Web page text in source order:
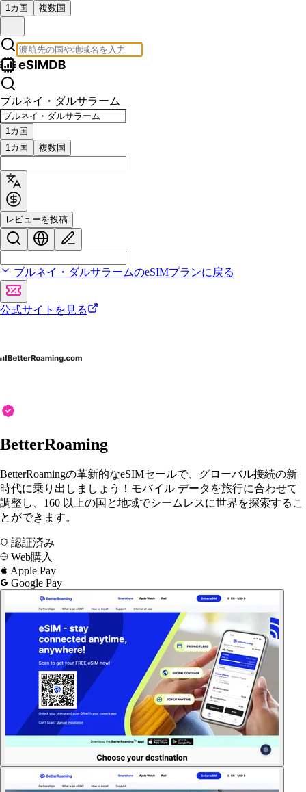
1カ国 複数国
ブルネイ・ダルサラーム
1カ国
1カ国
複数国
レビューを投稿
ブルネイ・ダルサラームのeSIMプランに戻る
公式サイトを見る
BetterRoaming
BetterRoamingの革新的なeSIMセールで、グローバル接続の新
時代に乗り出しましょう！モバイル データを旅行に合わせて
調整し、160 以上の国と地域でシームレスに世界を探索するこ
とができます。
認証済み
Web購入
Apple Pay
Google Pay